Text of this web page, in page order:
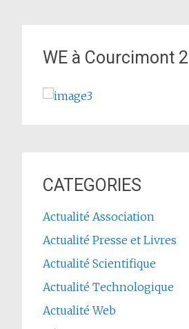
WE à Courcimont
CATEGORIES
Actualité Association
Actualité Presse et Livres
Actualité Scientifique
Actualité Technologique
Actualité Web